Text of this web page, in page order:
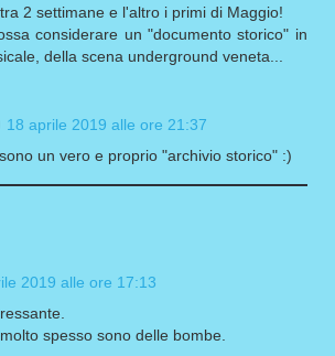
2 settimane e l'altro i primi di Maggio!
considerare un "documento storico" in
della scena underground veneta...
18 aprile 2019 alle ore 21:37
un vero e proprio "archivio storico" :)
2019 alle ore 17:13
spesso sono delle bombe.